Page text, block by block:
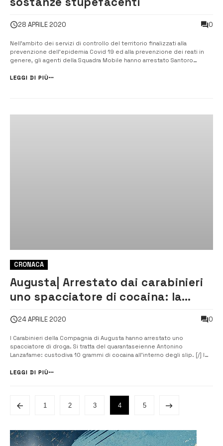
28 APRILE 2020 0
Nell’ambito dei servizi di controllo del territorio finalizzati alla
prevenzione dell’epidemia Covid 19 ed alla prevenzione dei reati in
genere, gli agenti della Squadra Mobile hanno arrestato Santoro
nipote della coppia, Aglieco Angelo, diciannovenne, tutti residenti a
LEGGI DI PIÙ
CRONACA
Augusta| Arrestato dai carabinieri
uno spacciatore di cocaina: la
24 APRILE 2020 0
I Carabinieri della Compagnia di Augusta hanno arrestato uno
spacciatore di droga. Si tratta del quarantaseienne Antonino
Lanzafame: custodiva 10 grammi di cocaina all’interno degli slip. [/] I
arrestato in flagranza il quarantaseienne Antonino Lanzafame, già noto
LEGGI DI PIÙ
1 2 3 4 5